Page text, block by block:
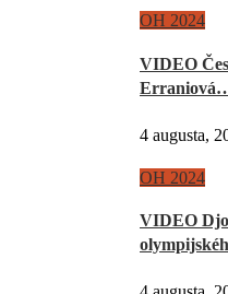
OH 2024
VIDEO
4 augusta,
OH 2024
VIDEO